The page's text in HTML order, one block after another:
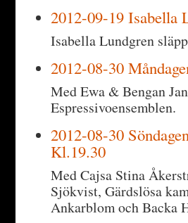
2012-09-19 Isabella
Isabella Lundgren
2012-08-30
Med Ewa & Bengan
Espressivoensemblen.
2012-08-30
Kl.19.30
Med Cajsa Stina
Sjökvist, Gärdslösa
Ankarblom och Backa